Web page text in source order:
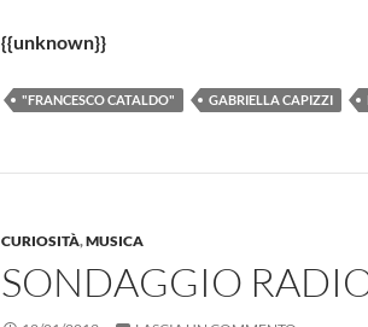
{{unknown}}
"FRANCESCO CATALDO" GABRIELLA CAPIZZI
CURIOSITÀ,MUSICA
SONDAGGIO